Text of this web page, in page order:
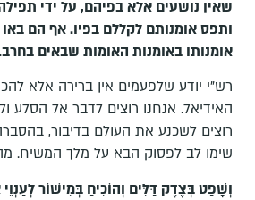
שאין נושעים אלא בפיהם, על ידי
ותפס אומנותם לקללם בפיו. אף הם באו
אומנותו באומנות האומות שבאים
רש"י יודע שלפעמים אין ברירה אלא
האידיאל. אנחנו רוצים לדבר אל הסלע
רוצים לשכנע את העולם בדיבור,
שימו לב לפסוק הבא על מלך המשיח.
וְשָׁפַט בְּצֶדֶק דַּלִּים וְהוֹכִיחַ בְּמִישׁוֹר